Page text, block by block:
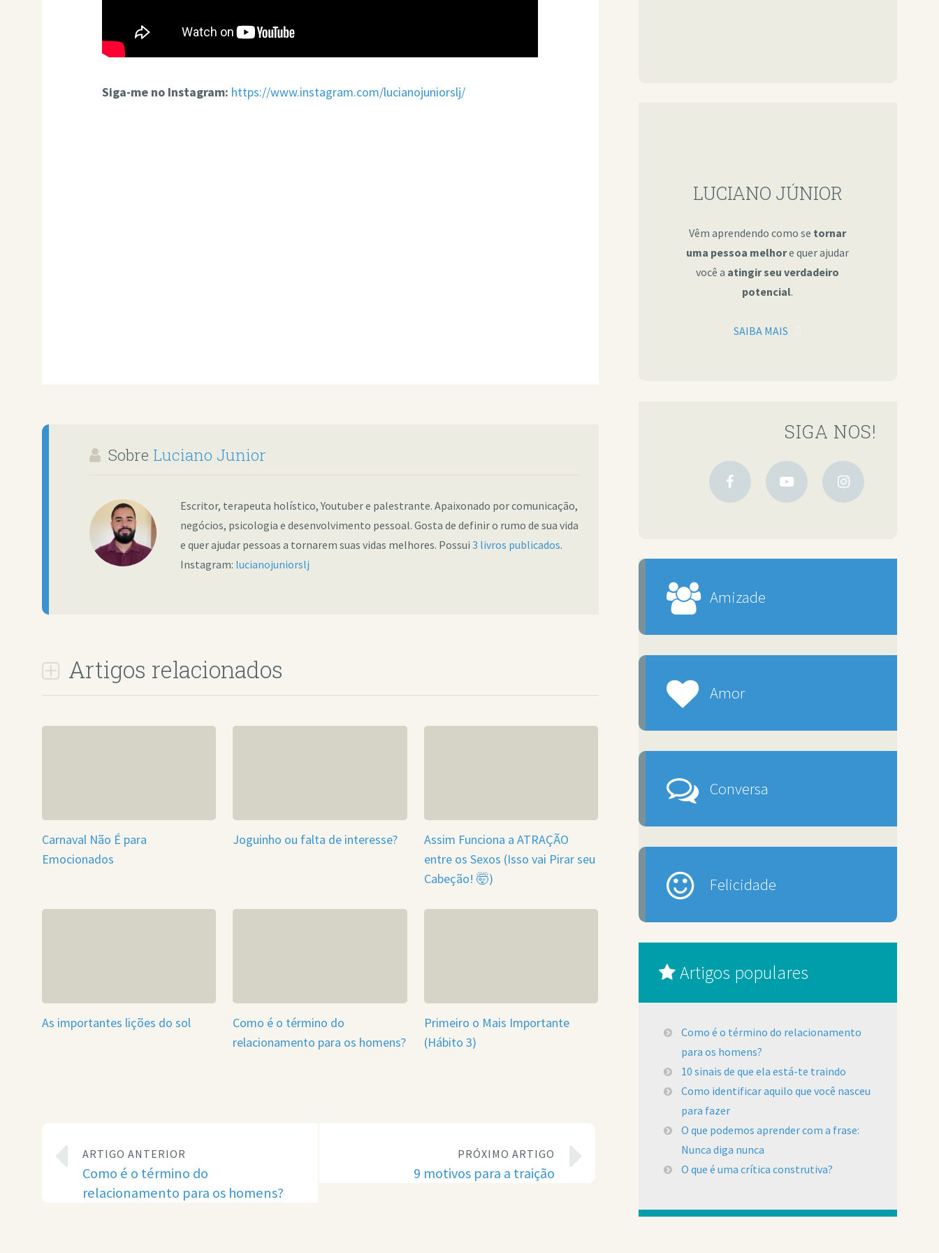
Siga-me no Instagram: https://www.instagram.com/lucianojuniorslj/
Sobre Luciano Junior
Escritor, terapeuta holístico, Youtuber e palestrante. Apaixonado por comunicação,
negócios, psicologia e desenvolvimento pessoal. Gosta de definir o rumo de sua vida
e quer ajudar pessoas a tornarem suas vidas melhores. Possui 3 livros publicados.
Instagram: lucianojuniorslj
Artigos relacionados
Carnaval Não É para
Emocionados
Joguinho ou falta de interesse?
Assim Funciona a ATRAÇÃO
entre os Sexos (Isso vai Pirar seu
Cabeção! 🤯)
As importantes lições do sol
Como é o término do
relacionamento para os homens?
Primeiro o Mais Importante
(Hábito 3)
ARTIGO ANTERIOR
Como é o término do
relacionamento para os homens?
PRÓXIMO ARTIGO
9 motivos para a traição
LUCIANO JÚNIOR
Vêm aprendendo como se tornar
uma pessoa melhore quer ajudar
você a atingir seu verdadeiro
potencial.
SAIBA MAIS
SIGA NOS!
Amizade
Amor
Conversa
Felicidade
Artigos populares
Como é o término do relacionamento
para os homens?
10 sinais de que ela está-te traindo
Como identificar aquilo que você nasceu
para fazer
O que podemos aprender com a frase:
Nunca diga nunca
O que é uma crítica construtiva?